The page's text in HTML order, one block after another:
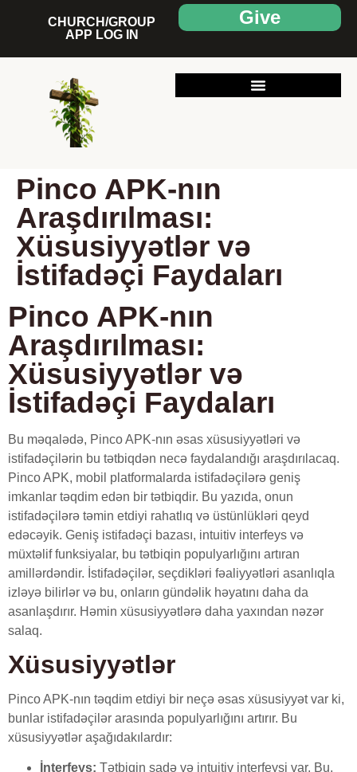
Give
CHURCH/GROUP
APP LOG IN
Pinco APK-nın
Araşdırılması:
Xüsusiyyətlər və
İstifadəçi Faydaları
Pinco APK-nın
Araşdırılması:
Xüsusiyyətlər və
İstifadəçi Faydaları
Bu məqalədə, Pinco APK-nın əsas xüsusiyyətləri və
istifadəçilərin bu tətbiqdən necə faydalandığı araşdırılacaq.
Pinco APK, mobil platformalarda istifadəçilərə geniş
imkanlar təqdim edən bir tətbiqdir. Bu yazıda, onun
istifadəçilərə təmin etdiyi rahatlıq və üstünlükləri qeyd
edəcəyik. Geniş istifadəçi bazası, intuitiv interfeys və
müxtəlif funksiyalar, bu tətbiqin populyarlığını artıran
amillərdəndir. İstifadəçilər, seçdikləri fəaliyyətləri asanlıqla
izləyə bilirlər və bu, onların gündəlik həyatını daha da
asanlaşdırır. Həmin xüsusiyyətlərə daha yaxından nəzər
salaq.
Xüsusiyyətlər
Pinco APK-nın təqdim etdiyi bir neçə əsas xüsusiyyət var ki,
bunlar istifadəçilər arasında populyarlığını artırır. Bu
xüsusiyyətlər aşağıdakılardır:
İnterfeys: Tətbiqin sadə və intuitiv interfeysi var. Bu,